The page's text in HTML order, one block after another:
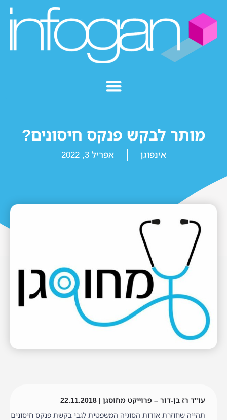
מותר לבקש פנקס חיסונים?
אינפוגן אפריל 3, 2022
עו"ד רז בן-דור – פרוייקט מחוסגן | 22.11.2018
תהייה שחוזרת אודות הסוגיה המשפטית לגבי בקשת פנקס חיסונים